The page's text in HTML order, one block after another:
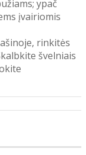
ypač
įvairiomis
rinkitės
švelniais